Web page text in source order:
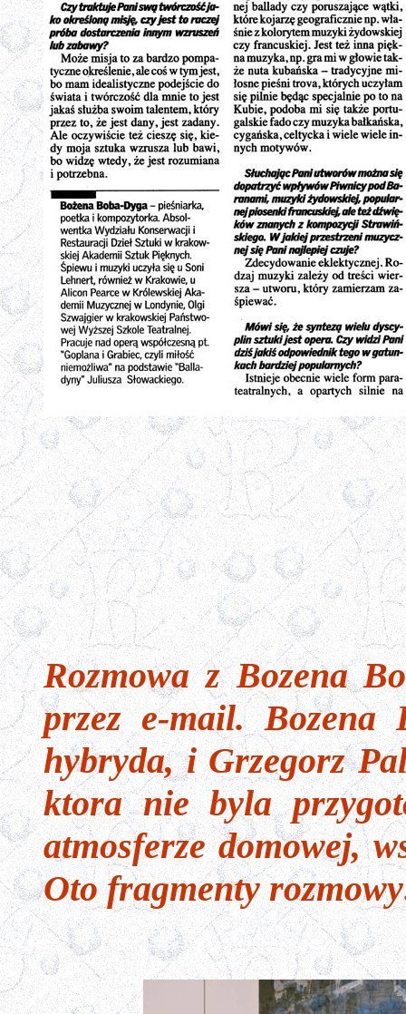
Rozmowa z Bozena
przez e-mail. Bozena
hybryda, i Grzegorz
ktora nie byla
atmosferze domowej,
Oto fragmenty